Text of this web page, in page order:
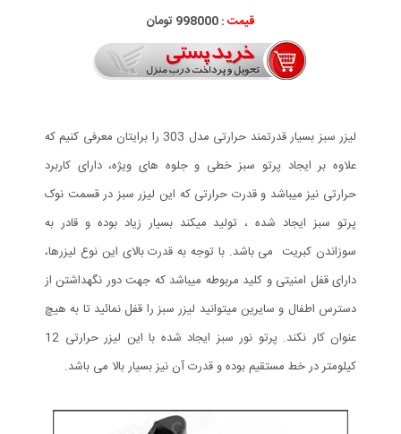
قیمت :998000 تومان
لیزر سبز بسیار قدرتمند حرارتی مدل 303 را برایتان معرفی کنیم که
علاوه بر ایجاد پرتو سبز خطی و جلوه های ویژه، دارای کاربرد
حرارتی نیز میباشد و قدرت حرارتی که این لیزر سبز در قسمت نوک
پرتو سبز ایجاد شده ، تولید میکند بسیار زیاد بوده و قادر به
سوزاندن کبریت می باشد. با توجه به قدرت بالای این نوع لیزرها،
دارای قفل امنیتی و کلید مربوطه میباشد که جهت دور نگهداشتن از
دسترس اطفال و سایرین میتوانید لیزر سبز را قفل نمائید تا به هیچ
عنوان کار نکند. پرتو نور سبز ایجاد شده با این لیزر حرارتی 12
کیلومتر در خط مستقیم بوده و قدرت آن نیز بسیار بالا می باشد.